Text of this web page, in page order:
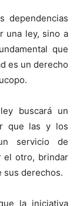
dependencias
una ley, sino a
que
es un derecho
buscará un
que las y los
servicio de
el otro, brindar
sus derechos.
la iniciativa